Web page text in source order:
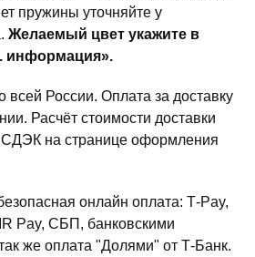
пружины уточняйте у
Желаемый цвет укажите в
информация».
всей России. Оплата за доставку
Расчёт стоимости доставки
на странице оформления
онлайн оплата: T‑Pay,
Pay, СБП, банковскими
же оплата "Долями" от Т-Банк.